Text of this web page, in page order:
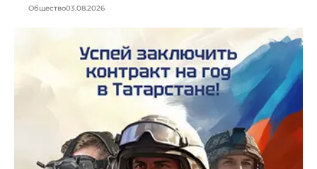
Общество03.08.2026